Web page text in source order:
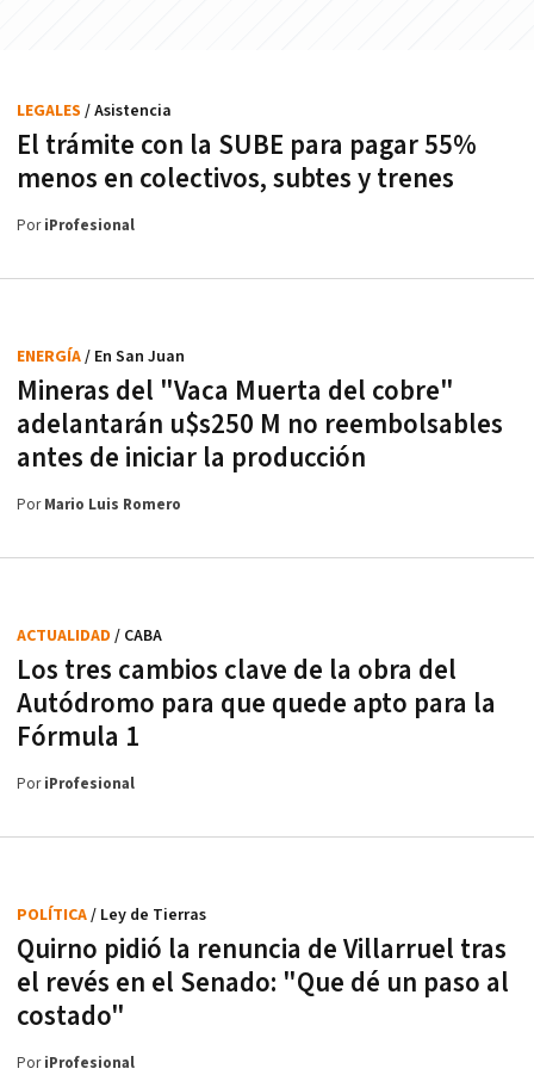
El trámite con la SUBE para pagar 55%
menos en colectivos, subtes y trenes
LEGALES / Asistencia
PoriProfesional
Mineras del "Vaca Muerta del cobre"
adelantarán u$s250 M no reembolsables
antes de iniciar la producción
ENERGÍA/ En San Juan
PorMario Luis Romero
Los tres cambios clave de la obra del
Autódromo para que quede apto para la
Fórmula 1
ACTUALIDAD / CABA
PoriProfesional
Quirno pidió la renuncia de Villarruel tras
el revés en el Senado: "Que dé un paso al
costado"
POLÍTICA/ Ley de Tierras
PoriProfesional